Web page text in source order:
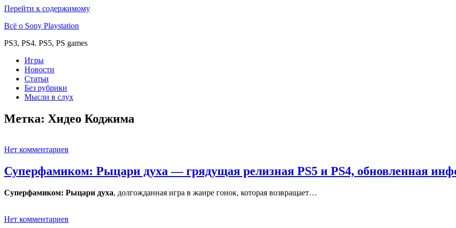
Перейти к содержимому
Всё о Sony Playstation
PS3, PS4. PS5, PS games
Игры
Новости
Статьи
Без рубрики
Мысли в слух
Метка: Хидео Коджима
Нет комментариев
Суперфамиком: Рыцари духа — грядущая релизная PS5 и PS4, обновленная
Суперфамиком: Рыцари духа, долгожданная игра в жанре гонок, которая возвращает…
Нет комментариев